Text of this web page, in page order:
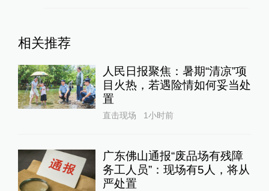
相关推荐
人民日报聚焦：暑期“清凉”项
目火热，若遇险情如何妥当处
置
直击现场 1小时前
广东佛山通报“废品场有残障
务工人员”：现场有5人，将从
严处置